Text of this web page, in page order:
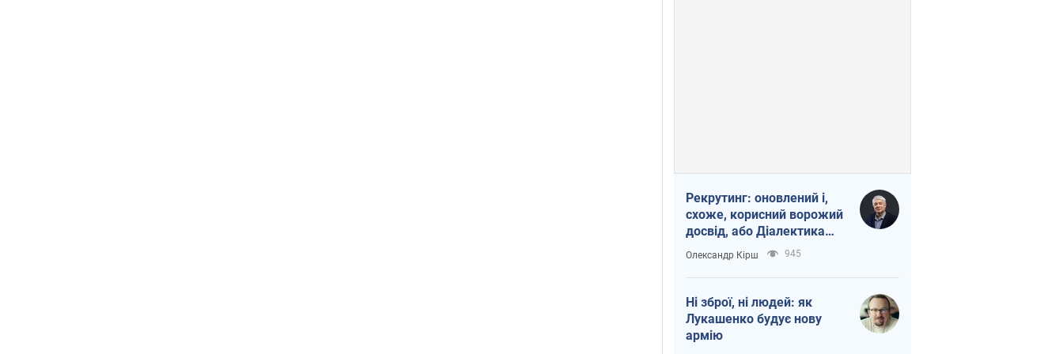
Рекрутинг: оновлений і,
схоже, корисний ворожий
досвід, або Діалектика
вибагливого боягузтва
Олександр Кірш 945
Ні зброї, ні людей: як
Лукашенко будує нову
армію